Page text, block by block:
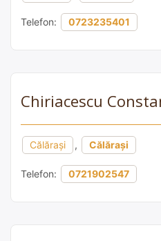
Telefon: 0723235401
Chiriacescu
Călărași , Călărași
Telefon: 0721902547